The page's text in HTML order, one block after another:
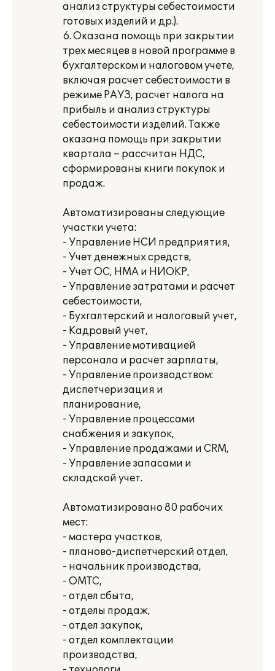
анализ структуры себестоимости
готовых изделий и др.).
6. Оказана помощь при закрытии
трех месяцев в новой программе в
бухгалтерском и налоговом учете,
включая расчет себестоимости в
режиме РАУЗ, расчет налога на
прибыль и анализ структуры
себестоимости изделий. Также
оказана помощь при закрытии
квартала – рассчитан НДС,
сформированы книги покупок и
продаж.
Автоматизированы следующие
участки учета:
- Управление НСИ предприятия,
- Учет денежных средств,
- Учет ОС, НМА и НИОКР,
- Управление затратами и расчет
себестоимости,
- Бухгалтерский и налоговый учет,
- Кадровый учет,
- Управление мотивацией
персонала и расчет зарплаты,
- Управление производством:
диспетчеризация и
планирование,
- Управление процессами
снабжения и закупок,
- Управление продажами и CRM,
- Управление запасами и
складской учет.
Автоматизировано 80 рабочих
мест:
- мастера участков,
- планово-диспетчерский отдел,
- начальник производства,
- ОМТС,
- отдел сбыта,
- отделы продаж,
- отдел закупок,
- отдел комплектации
производства,